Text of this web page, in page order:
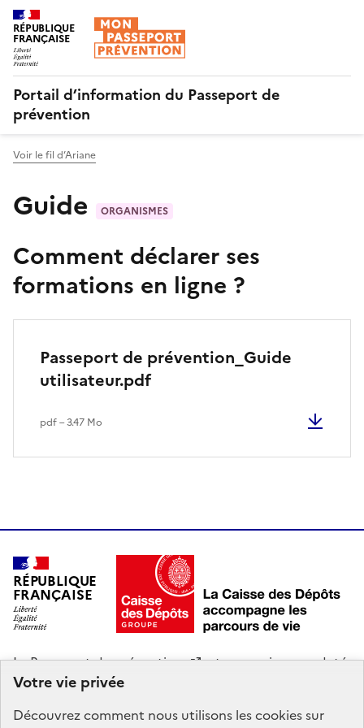
Votre vie privée
Découvrez comment nous utilisons lescookiessur
RÉPUBLIQUE
FRANÇAISE
Portail d’information du Passeport de
prévention
Voir le fil d’Ariane
Guide ORGANISMES
Comment déclarer ses
formations en ligne ?
Passeport de prévention_Guide
utilisateur.pdf
pdf – 3.47 Mo
RÉPUBLIQUE
FRANÇAISE
LePasseport de prévention
est un service mandaté
parle ministère du Travail, de la Santé, des Solidarités
Portail d’information du Passeport de prévention :